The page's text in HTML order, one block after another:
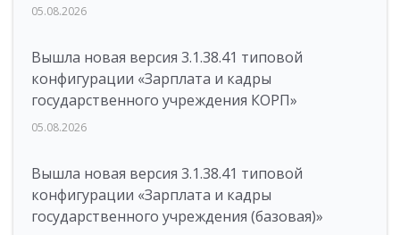
05.08.2026
Вышла новая версия 3.1.38.41 типовой
конфигурации «Зарплата и кадры
государственного учреждения КОРП»
05.08.2026
Вышла новая версия 3.1.38.41 типовой
конфигурации «Зарплата и кадры
государственного учреждения (базовая)»